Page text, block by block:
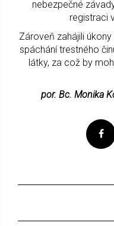
nebezpečné
registraci
Zároveň zahájili
spáchání trestného
látky, za což by
por. Bc. Monika